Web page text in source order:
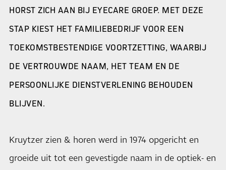
HORST ZICH AAN BIJ EYECARE GROEP. MET DEZE
STAP KIEST HET FAMILIEBEDRIJF VOOR EEN
TOEKOMSTBESTENDIGE VOORTZETTING, WAARBIJ
DE VERTROUWDE NAAM, HET TEAM EN DE
PERSOONLIJKE DIENSTVERLENING BEHOUDEN
BLIJVEN.
Kruytzer zien & horen werd in 1974 opgericht en
groeide uit tot een gevestigde naam in de optiek- en